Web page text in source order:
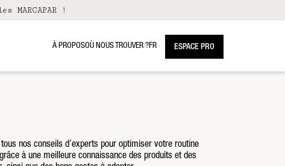
!
À PROPOSOÙ NOUS TROUVER ?FR ESPACE PRO
tous nos conseils d’experts pour optimiser votre routine
à une meilleure connaissance des produits et des